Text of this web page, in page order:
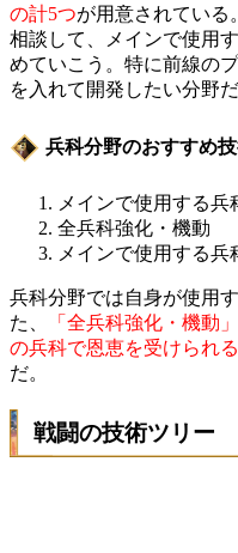
の計5つが用意されている
相談して、メインで使用
めていこう。特に前線の
を入れて開発したい分野だ
兵科分野のおすすめ
メインで使用する兵
全兵科強化・機動
メインで使用する兵
兵科分野では自身が使用
た、
「全兵科強化・機動
の兵科で恩恵を受けられる
だ。
戦闘の技術ツリー